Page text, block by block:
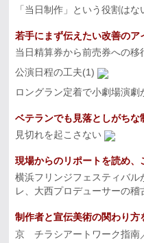
「当日制作」という役割はな
若手にまず伝えたい改善のア
当日精算券から前売券への移
公演日程の工夫(1)
ロングラン定着で小劇場演劇
ベテランでも見落としがちな
見切れを起こさない
現場からのリポートを読め、
横浜フリンジフェスティバ
レ、大西プロデューサーの稽
制作者と宣伝美術の関わり方
京 チラシアートワーク指南